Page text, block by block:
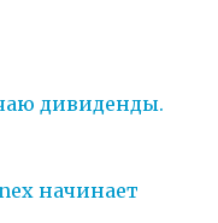
дивиденды.
начинает